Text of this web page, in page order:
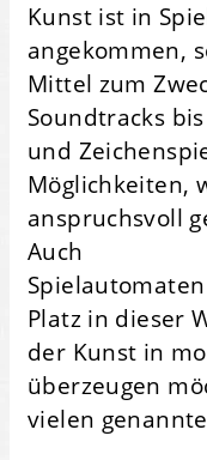
Kunst ist in
angekommen,
Mittel zum
Soundtracks
und
Möglichkeiten,
anspruchsvoll
Auch
Platz in dieser
der Kunst in
überzeugen
vielen